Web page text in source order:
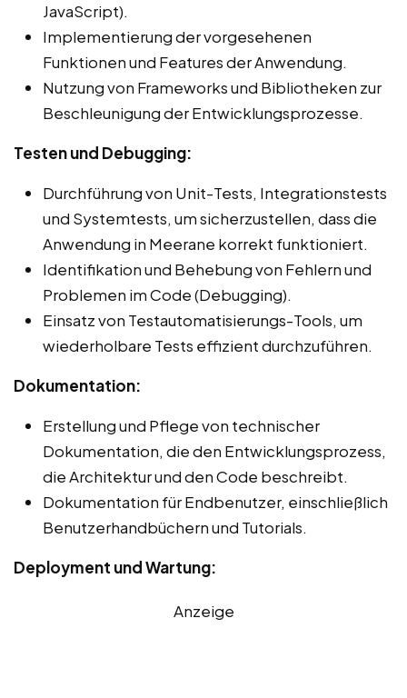
JavaScript).
Implementierung der vorgesehenen
Funktionen und Features der Anwendung.
Nutzung von Frameworks und Bibliotheken zur
Beschleunigung der Entwicklungsprozesse.
Testen und Debugging:
Durchführung von Unit-Tests, Integrationstests
und Systemtests, um sicherzustellen, dass die
Anwendung in Meerane korrekt funktioniert.
Identifikation und Behebung von Fehlern und
Problemen im Code (Debugging).
Einsatz von Testautomatisierungs-Tools, um
wiederholbare Tests effizient durchzuführen.
Dokumentation:
Erstellung und Pflege von technischer
Dokumentation, die den Entwicklungsprozess,
die Architektur und den Code beschreibt.
Dokumentation für Endbenutzer, einschließlich
Benutzerhandbüchern und Tutorials.
Deployment und Wartung:
Anzeige